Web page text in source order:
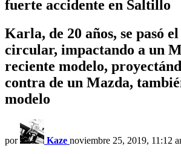
fuerte accidente en Saltillo
Karla, de 20 años, se pasó
circular, impactando a un
reciente modelo,
contra de un Mazda,
modelo
por Kaze noviembre 25, 2019, 11:12